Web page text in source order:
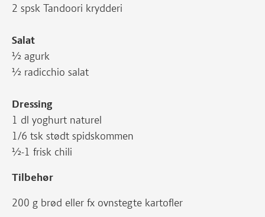
2 spsk Tandoori krydderi
Salat
½ agurk
½ radicchio salat
Dressing
1 dl yoghurt naturel
1/6 tsk stødt spidskommen
½-1 frisk chili
Tilbehør
200 g brød eller fx ovnstegte kartofler